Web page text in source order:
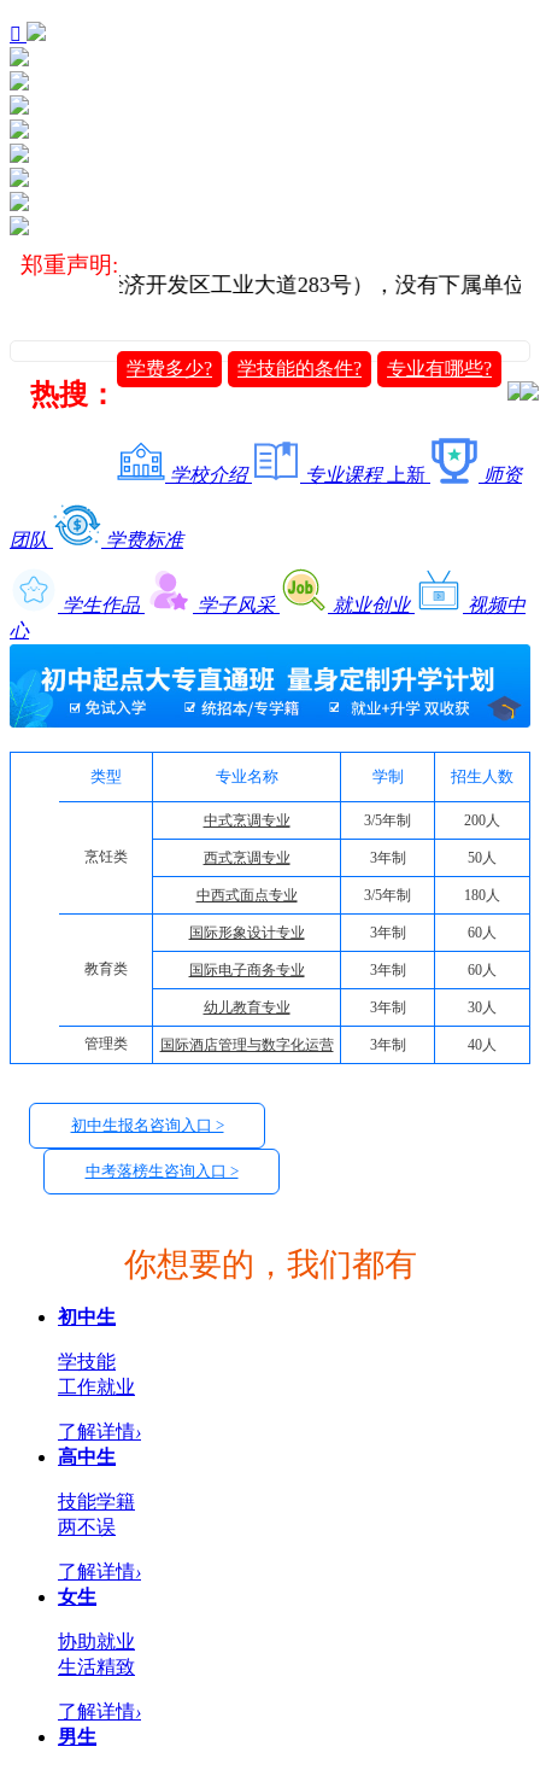

郑重声明:
县老城经济开发区工业大道283号），没有下属单位
热搜：
学费多少? 学技能的条件? 专业有哪些?
学校介绍 专业课程 上新 师资
团队 学费标准
学生作品 学子风采 就业创业
视频中
心
类型 专业名称 学制 招生人数
烹饪类
中式烹调专业
西式烹调专业
中西式面点专业
3/5年制
3年制
3/5年制
200人
50人
180人
教育类
国际形象设计专业
国际电子商务专业
幼儿教育专业
3年制
3年制
3年制
60人
60人
30人
管理类 国际酒店管理与数字化运营 3年制 40人
初中生报名咨询入口 >
中考落榜生咨询入口 >
你想要的，我们都有
初中生
学技能
工作就业
了解详情›
高中生
技能学籍
两不误
了解详情›
女生
协助就业
生活精致
了解详情›
男生